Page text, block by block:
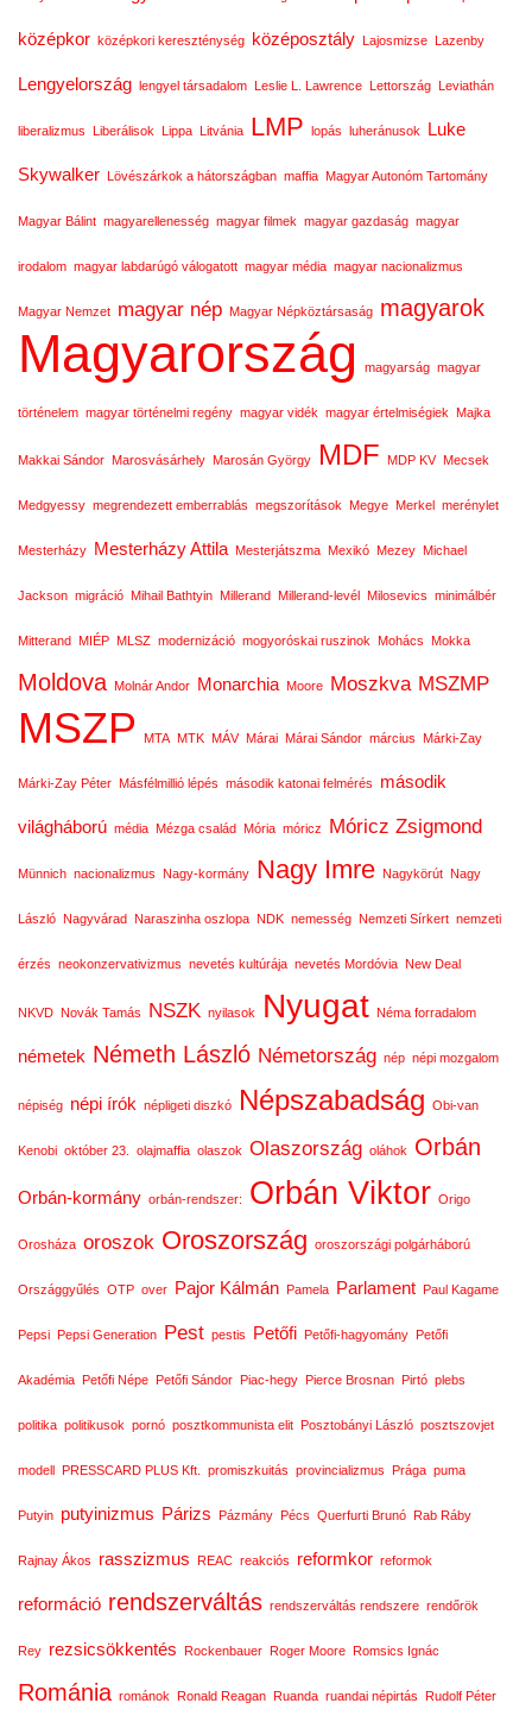
középkor középkori kereszténység középosztály Lajosmizse Lazenby
Lengyelország lengyel társadalom Leslie L. Lawrence Lettország Leviathán
liberalizmus Liberálisok Lippa Litvánia LMP lopás luheránusok Luke
Skywalker Lövészárkok a hátországban maffia Magyar Autonóm Tartomány
Magyar Bálint magyarellenesség magyar filmek magyar gazdaság magyar
irodalom magyar labdarúgó válogatott magyar média magyar nacionalizmus
Magyar Nemzet magyar nép Magyar Népköztársaság magyarok
Magyarország magyarság magyar
történelem magyar történelmi regény magyar vidék magyar értelmiségiek Majka
Makkai Sándor Marosvásárhely Marosán György MDF MDP KV Mecsek
Medgyessy megrendezett emberrablás megszorítások Megye Merkel merénylet
Mesterházy Mesterházy Attila Mesterjátszma Mexikó Mezey Michael
Jackson migráció Mihail Bathtyin Millerand Millerand-levél Milosevics minimálbér
Mitterand MIÉP MLSZ modernizáció mogyoróskai ruszinok Mohács Mokka
Moldova Molnár Andor Monarchia Moore Moszkva MSZMP
MSZP MTA MTK MÁV Márai Márai Sándor március Márki-Zay
Márki-Zay Péter Másfélmillió lépés második katonai felmérés második
világháború média Mézga család Mória móricz Móricz Zsigmond
Münnich nacionalizmus Nagy-kormány Nagy Imre Nagykörút Nagy
László Nagyvárad Naraszinha oszlopa NDK nemesség Nemzeti Sírkert nemzeti
érzés neokonzervativizmus nevetés kultúrája nevetés Mordóvia New Deal
NKVD Novák Tamás NSZK nyilasok Nyugat Néma forradalom
németek Németh László Németország nép népi mozgalom
népiség népi írók népligeti diszkó Népszabadság Obi-van
Kenobi október 23. olajmaffia olaszok Olaszország oláhok Orbán
Orbán-kormány orbán-rendszer: Orbán Viktor Origo
Orosháza oroszok Oroszország oroszországi polgárháború
Országgyűlés OTP over Pajor Kálmán Pamela Parlament Paul Kagame
Pepsi Pepsi Generation Pest pestis Petőfi Petőfi-hagyomány Petőfi
Akadémia Petőfi Népe Petőfi Sándor Piac-hegy Pierce Brosnan Pirtó plebs
politika politikusok pornó posztkommunista elit Posztobányi László posztszovjet
modell PRESSCARD PLUS Kft. promiszkuitás provincializmus Prága puma
Putyin putyinizmus Párizs Pázmány Pécs Querfurti Brunó Rab Ráby
Rajnay Ákos rasszizmus REAC reakciós reformkor reformok
reformáció rendszerváltás rendszerváltás rendszere rendőrök
Rey rezsicsökkentés Rockenbauer Roger Moore Romsics Ignác
Románia románok Ronald Reagan Ruanda ruandai népirtás Rudolf Péter